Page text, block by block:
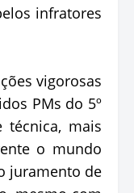
infratores
vigorosas
PMs do 5º
técnica, mais
o mundo
juramento de